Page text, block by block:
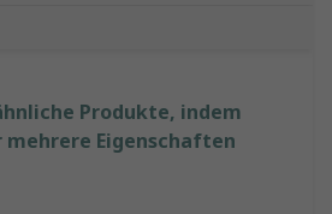
Produkte, indem
mehrere Eigenschaften